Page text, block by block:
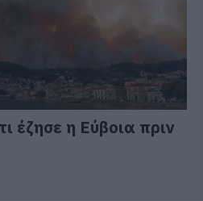
έζησε η Εύβοια πριν